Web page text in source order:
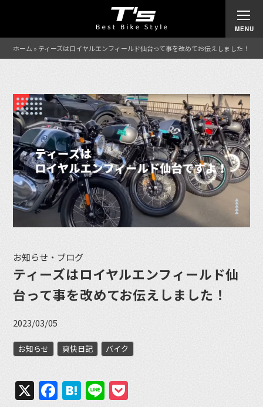
ホーム » ティーズはロイヤルエンフィールド仙台って事を改めてお伝えしました！
お知らせ・ブログ
ティーズはロイヤルエンフィールド仙
台って事を改めてお伝えしました！
2023/03/05
お知らせ 爽快日記 バイク
X Facebook
Hatena
Line